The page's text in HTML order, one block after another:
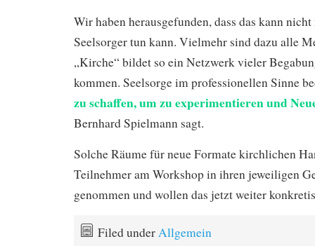
Wir haben herausgefunden, dass das kann
Seelsorger tun kann. Vielmehr sind dazu alle
„Kirche“ bildet so ein Netzwerk vieler
kommen. Seelsorge im professionellen Sinne
zu schaffen, um zu experimentieren und
Bernhard Spielmann sagt.
Solche Räume für neue Formate kirchlichen
Teilnehmer am Workshop in ihren jeweiligen
genommen und wollen das jetzt weiter
Filed underAllgemein